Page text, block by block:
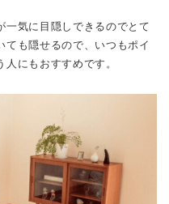
一気に目隠しできるのでとて
ても隠せるので、いつもポイ
にもおすすめです。